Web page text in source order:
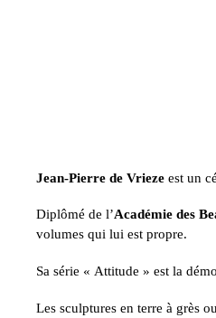
Jean-Pierre de Vrieze est un
Diplômé de l’Académie des
volumes qui lui est propre.
Sa série « Attitude » est la
Les sculptures en terre à grès